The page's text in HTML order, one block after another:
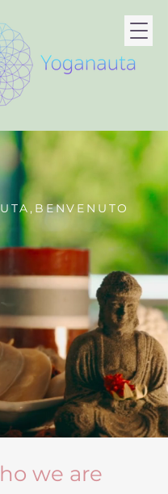
we are